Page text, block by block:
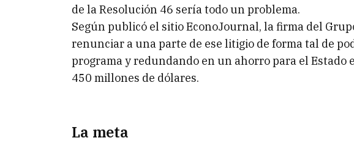
de la Resolución 46 sería todo un problema.
Según publicó el sitio EconoJournal, la firma del
renunciar a una parte de ese litigio de forma tal de
programa y redundando en un ahorro para el Estado
450 millones de dólares.
La meta